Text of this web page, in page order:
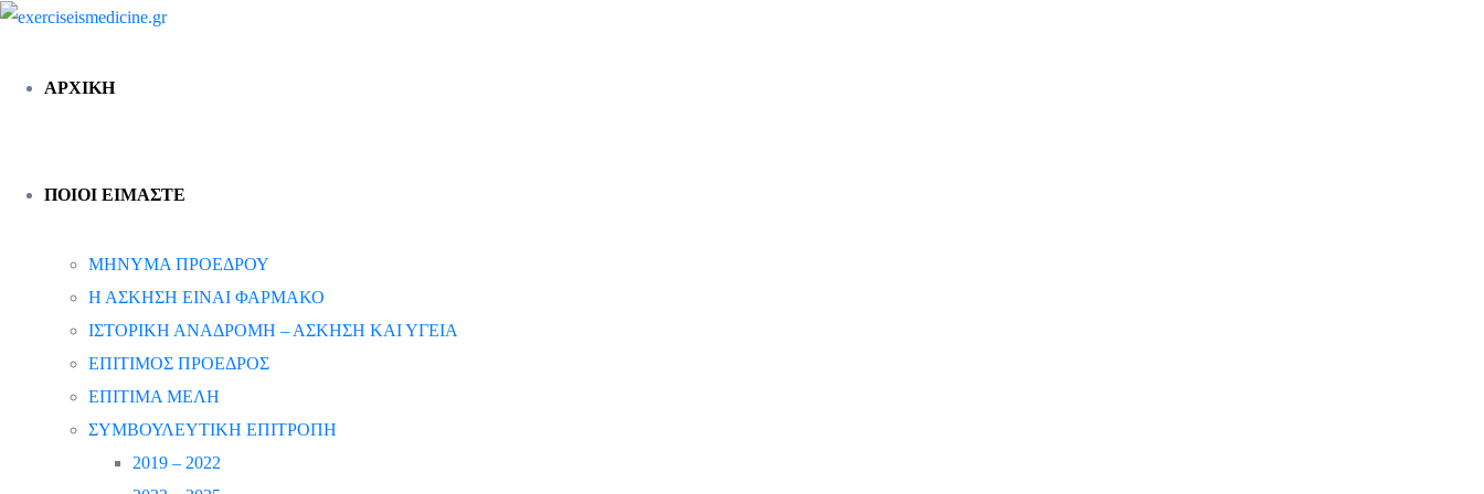
ΑΡΧΙΚΗ
ΠΟΙΟΙ ΕΙΜΑΣΤΕ
ΜΗΝΥΜΑ ΠΡΟΕΔΡΟΥ
Η ΑΣΚΗΣΗ ΕΙΝΑΙ ΦΑΡΜΑΚΟ
ΙΣΤΟΡΙΚΗ ΑΝΑΔΡΟΜΗ – ΑΣΚΗΣΗ ΚΑΙ ΥΓΕΙΑ
ΕΠΙΤΙΜΟΣ ΠΡΟΕΔΡΟΣ
ΕΠΙΤΙΜΑ ΜΕΛΗ
ΣΥΜΒΟΥΛΕΥΤΙΚΗ ΕΠΙΤΡΟΠΗ
2019 – 2022